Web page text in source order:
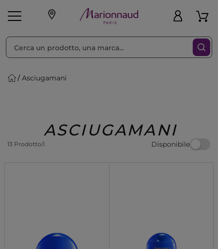
Make-up
Regalo
Asciugamani
ASCIUGAMANI
13 Prodotto/i Disponibile
Ordina per Filtra